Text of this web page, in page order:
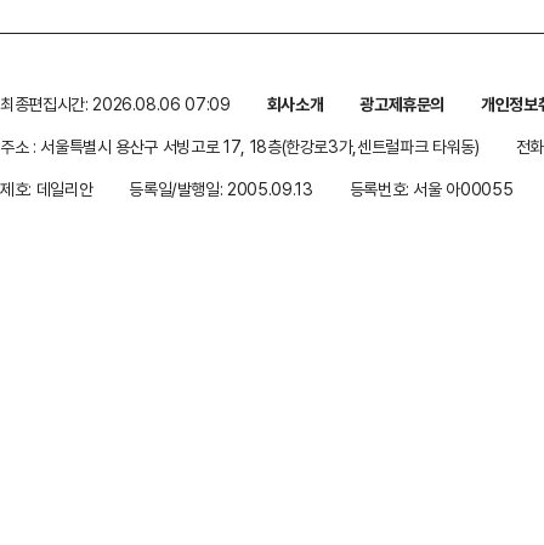
최종편집시간: 2026.08.06 07:09 회사소개 광고제휴문의
개인정보
주소 : 서울특별시 용산구 서빙고로 17, 18층(한강로3가,센트럴파크 타워동)
전
제호: 데일리안
등록일/발행일: 2005.09.13 등록번호: 서울 아00055